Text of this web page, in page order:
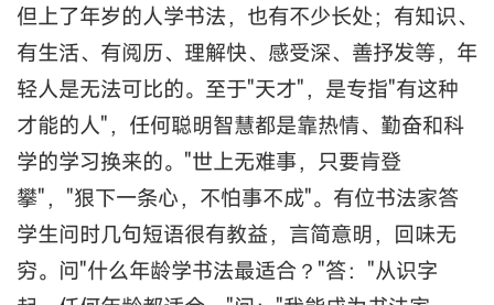
但上了年岁的人学书法，也有不少长处；有知识、
有生活、有阅历、理解快、感受深、善抒发等，年
轻人是无法可比的。至于"天才"，是专指"有这种
才能的人"，任何聪明智慧都是靠热情、勤奋和科
学的学习换来的。"世上无难事，只要肯登
攀"，"狠下一条心，不怕事不成"。有位书法家答
学生问时几句短语很有教益，言简意明，回味无
穷。问"什么年龄学书法最适合？"答："从识字